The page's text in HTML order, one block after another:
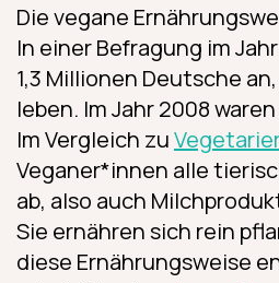
Die vegane
In einer Befragung im
1,3 Millionen Deutsche
leben. Im Jahr 2008
Im Vergleich zu
Veganer*innen alle
ab, also auch
Sie ernähren sich rein
diese Ernährungsweise